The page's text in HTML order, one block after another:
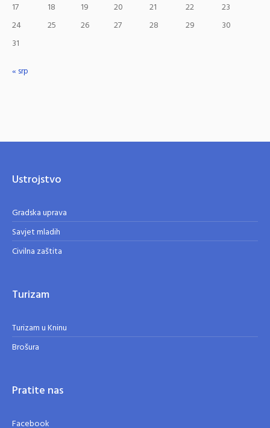
17
18 19 20 21 22
23
24
25 26 27 28 29
30
31
« srp
Ustrojstvo
Gradska uprava
Savjet mladih
Civilna zaštita
Turizam
Turizam u Kninu
Brošura
Pratite nas
Facebook